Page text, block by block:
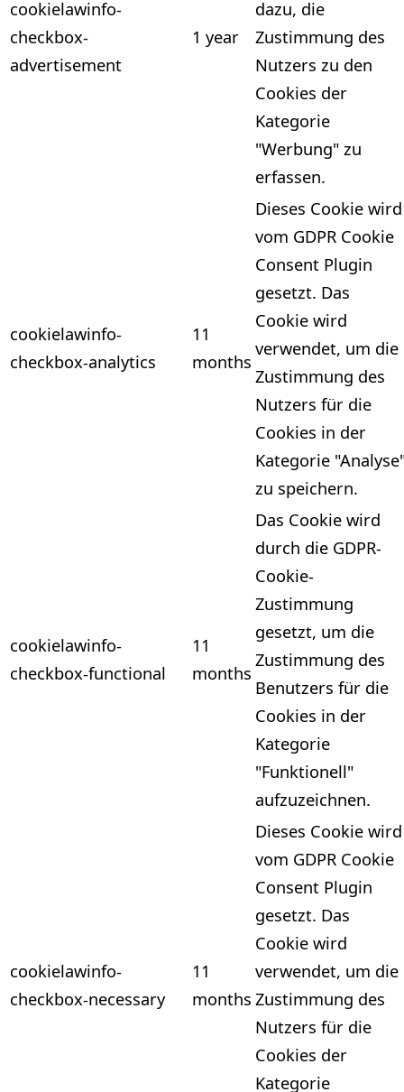
cookielawinfo-
checkbox-
advertisement
1 year
dazu, die
Zustimmung des
Nutzers zu den
Cookies der
Kategorie
"Werbung" zu
erfassen.
cookielawinfo-
checkbox-analytics
11
months
Dieses Cookie wird
vom GDPR Cookie
Consent Plugin
gesetzt. Das
Cookie wird
verwendet, um die
Zustimmung des
Nutzers für die
Cookies in der
Kategorie
zu speichern.
cookielawinfo-
checkbox-functional
11
months
Das Cookie wird
durch die GDPR-
Cookie-
Zustimmung
gesetzt, um die
Zustimmung des
Benutzers für die
Cookies in der
Kategorie
"Funktionell"
aufzuzeichnen.
cookielawinfo-
checkbox-necessary
11
months
Dieses Cookie wird
vom GDPR Cookie
Consent Plugin
gesetzt. Das
Cookie wird
verwendet, um die
Zustimmung des
Nutzers für die
Cookies der
Kategorie